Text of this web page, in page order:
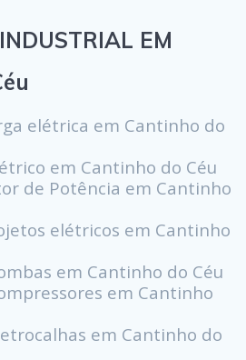
EM
elétrica em Cantinho do
em Cantinho do Céu
de Potência em Cantinho
elétricos em Cantinho
em Cantinho do Céu
em Cantinho
em Cantinho do